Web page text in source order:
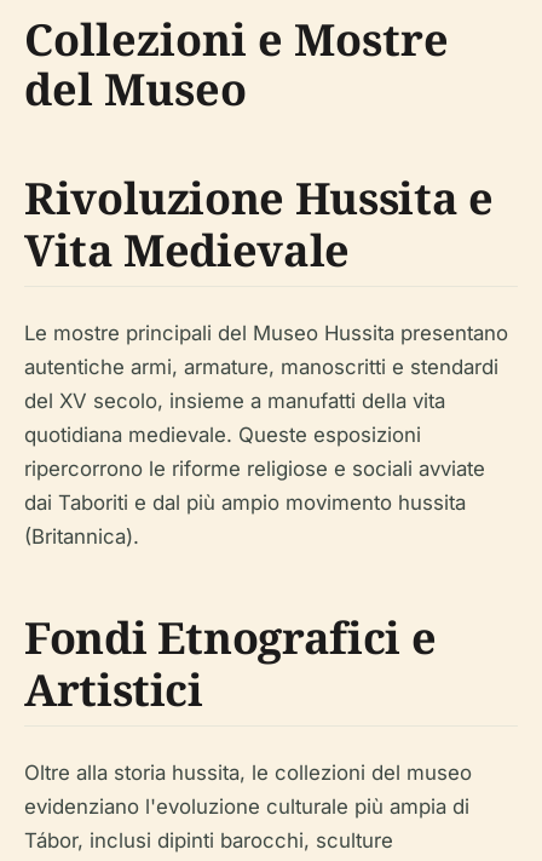
Collezioni e Mostre
del Museo
Rivoluzione Hussita e
Vita Medievale
Le mostre principali del Museo Hussita presentano
autentiche armi, armature, manoscritti e stendardi
del XV secolo, insieme a manufatti della vita
quotidiana medievale. Queste esposizioni
ripercorrono le riforme religiose e sociali avviate
dai Taboriti e dal più ampio movimento hussita
(Britannica).
Fondi Etnografici e
Artistici
Oltre alla storia hussita, le collezioni del museo
evidenziano l'evoluzione culturale più ampia di
Tábor, inclusi dipinti barocchi, sculture